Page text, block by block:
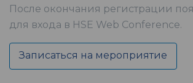
После окончания регистрации
для входа в HSE Web Conference.
Записаться на мероприятие